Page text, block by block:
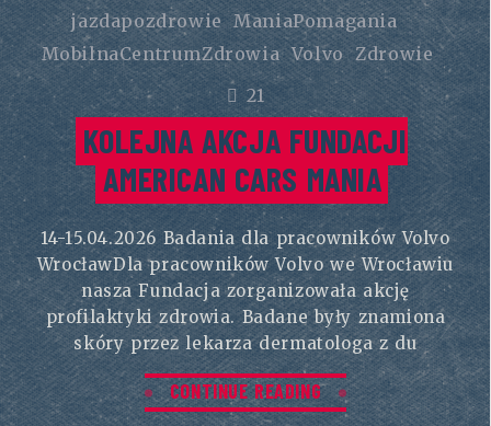
jazdapozdrowie ManiaPomagania
MobilnaCentrumZdrowia Volvo Zdrowie
21
KOLEJNA AKCJA FUNDACJI
AMERICAN CARS MANIA
14-15.04.2026 Badania dla pracowników Volvo
WrocławDla pracowników Volvo we Wrocławiu
nasza Fundacja zorganizowała akcję
profilaktyki zdrowia. Badane były znamiona
skóry przez lekarza dermatologa z du
CONTINUE READING